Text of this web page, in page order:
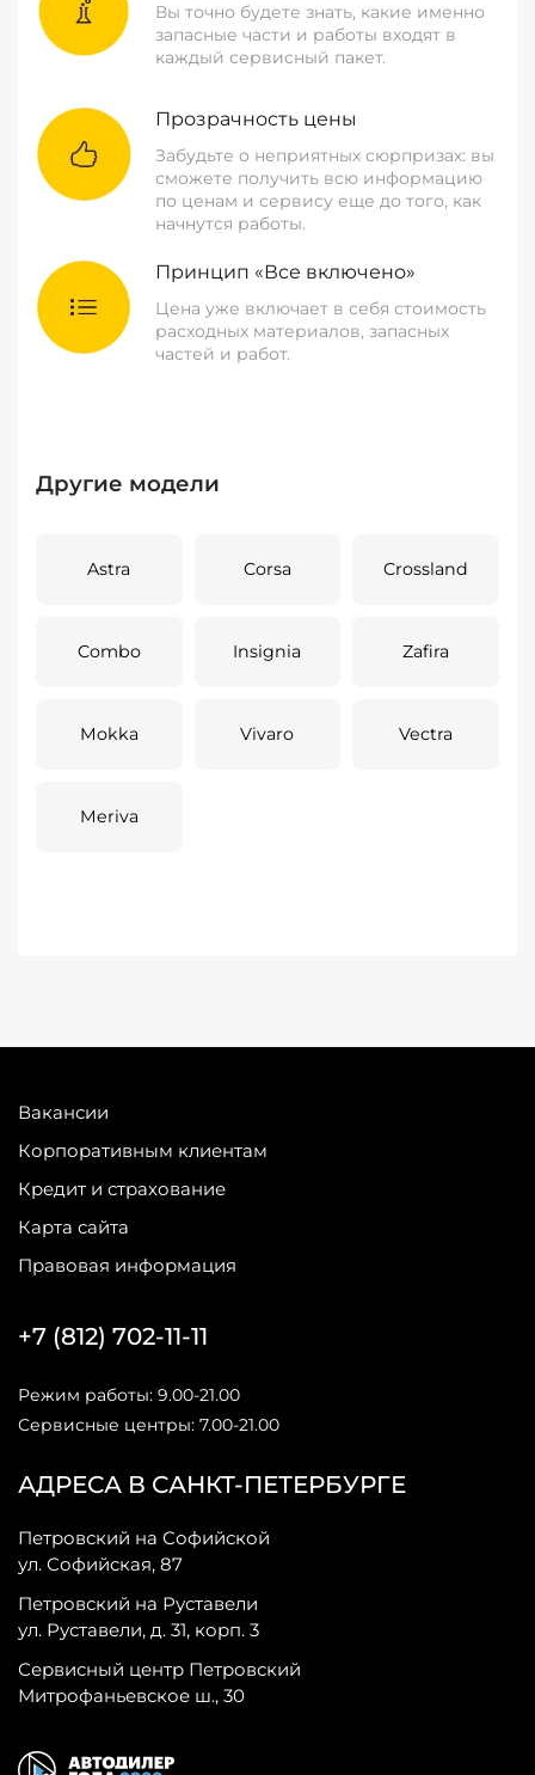
Вы точно будете знать, какие именно
запасные части и работы входят в
каждый сервисный пакет.
Прозрачность цены
Забудьте о неприятных сюрпризах: вы
сможете получить всю информацию
по ценам и сервису еще до того, как
начнутся работы.
Принцип «Все включено»
Цена уже включает в себя стоимость
расходных материалов, запасных
частей и работ.
Другие модели
Astra Corsa Crossland
Combo Insignia Zafira
Mokka Vivaro Vectra
Meriva
Вакансии
Корпоративным клиентам
Кредит и страхование
Карта сайта
Правовая информация
АДРЕСА В САНКТ-ПЕТЕРБУРГЕ
Петровский на Софийской
ул. Софийская, 87
Петровский на Руставели
ул. Руставели, д. 31, корп. 3
Сервисный центр Петровский
Митрофаньевское ш., 30
+7 (812) 702-11-11
Режим работы: 9.00-21.00
Сервисные центры: 7.00-21.00